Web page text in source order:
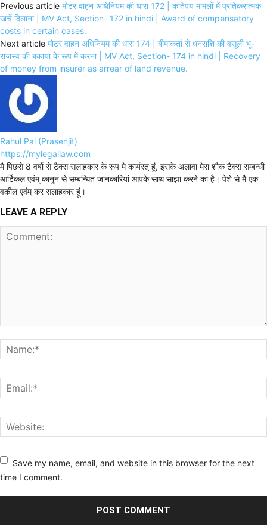
Previous article मोटर वाहन अधिनियम की धारा 172 | कतिपय मामलों में प्रतिकरात्मक
खर्चे दिलाना | MV Act, Section- 172 in hindi | Award of compensatory
costs in certain cases.
Next article मोटर वाहन अधिनियम की धारा 174 | बीमाकर्ता से धनराशि की वसूली भू-
राजस्व की बकाया के रूप में करना | MV Act, Section- 174 in hindi | Recovery
of money from insurer as arrear of land revenue.
Rahul Pal (Prasenjit)
https://mylegallaw.com
मै पिछसे 8 वर्षो से टैक्स सलाहकार के रूप मे कार्यरत् हूं, इसके अलावा मेरा शौक टैक्स सम्बन्धी
आर्टिकल एवंम् कानून से सम्बन्धित जानकारियां आपके साथ साझा करने का है। पेशे से मै एक
वकील एवंम् कर सलाहकार हूं।
LEAVE A REPLY
Save my name, email, and website in this browser for the next
time I comment.